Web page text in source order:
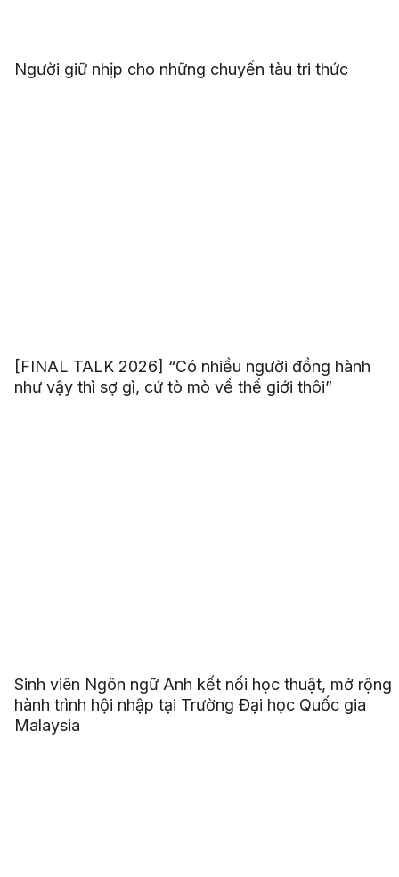
Người giữ nhịp cho những chuyến tàu tri thức
[FINAL TALK 2026] “Có nhiều người đồng hành
như vậy thì sợ gì, cứ tò mò về thế giới thôi”
Sinh viên Ngôn ngữ Anh kết nối học thuật, mở rộng
hành trình hội nhập tại Trường Đại học Quốc gia
Malaysia